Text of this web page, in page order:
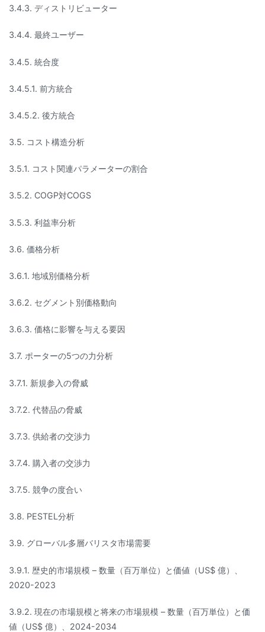
3.4.3. ディストリビューター
3.4.4. 最終ユーザー
3.4.5. 統合度
3.4.5.1. 前方統合
3.4.5.2. 後方統合
3.5. コスト構造分析
3.5.1. コスト関連パラメーターの割合
3.5.2. COGP対COGS
3.5.3. 利益率分析
3.6. 価格分析
3.6.1. 地域別価格分析
3.6.2. セグメント別価格動向
3.6.3. 価格に影響を与える要因
3.7. ポーターの5つの力分析
3.7.1. 新規参入の脅威
3.7.2. 代替品の脅威
3.7.3. 供給者の交渉力
3.7.4. 購入者の交渉力
3.7.5. 競争の度合い
3.8. PESTEL分析
3.9. グローバル多層バリスタ市場需要
3.9.1. 歴史的市場規模 – 数量（百万単位）と価値（US$ 億）、
2020-2023
3.9.2. 現在の市場規模と将来の市場規模 – 数量（百万単位）と価
値（US$ 億）、2024-2034